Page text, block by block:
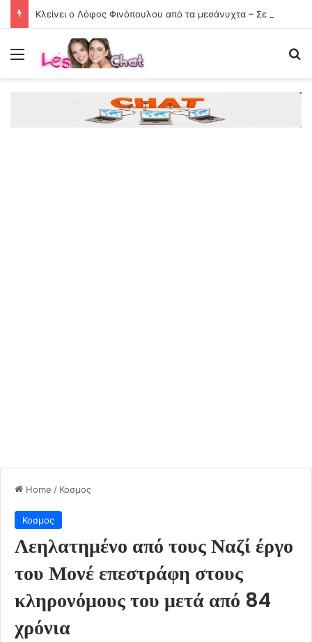
Menu
Home / Κοσμος
Κοσμος
Λεηλατημένο από τους Ναζί έργο
του Μονέ επεστράφη στους
κληρονόμους του μετά από 84
χρόνια